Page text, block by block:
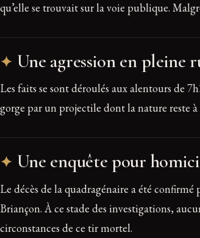
qu’elle se trouvait sur la voie publique.
Une agression en pleine
Les faits se sont déroulés aux alentours de
gorge par un projectile dont la nature reste
Une enquête pour
Le décès de la quadragénaire a été
Briançon. À ce stade des investigations,
circonstances de ce tir mortel.